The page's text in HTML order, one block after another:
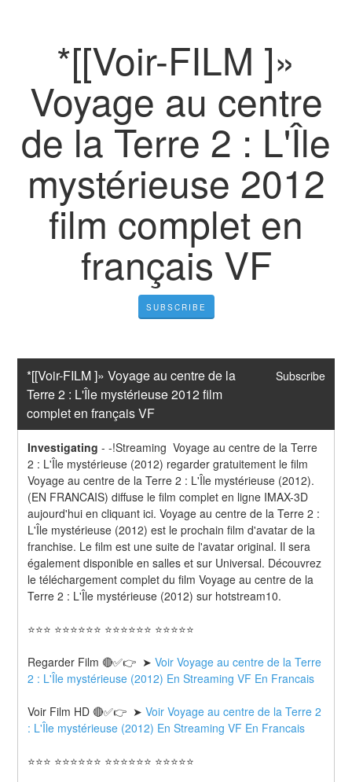
*[[Voir-FILM ]»
Voyage au centre
de la Terre 2 : L'Île
mystérieuse 2012
film complet en
français VF
SUBSCRIBE
*[[Voir-FILM ]» Voyage au centre de la
Terre 2 : L'Île mystérieuse 2012 film
complet en français VF
Subscribe
Investigating --!Streaming  Voyage au centre de la Terre
2 : L'Île mystérieuse (2012) regarder gratuitement le film
Voyage au centre de la Terre 2 : L'Île mystérieuse (2012).
(EN FRANCAIS) diffuse le film complet en ligne IMAX-3D
aujourd'hui en cliquant ici. Voyage au centre de la Terre 2 :
L'Île mystérieuse (2012) est le prochain film d'avatar de la
franchise. Le film est une suite de l'avatar original. Il sera
également disponible en salles et sur Universal. Découvrez
le téléchargement complet du film Voyage au centre de la
Terre 2 : L'Île mystérieuse (2012) sur hotstream10.
⭐⭐⭐ ⭐⭐⭐⭐⭐⭐ ⭐⭐⭐⭐⭐⭐ ⭐⭐⭐⭐⭐
Regarder Film 🔴✅👉  ➤ Voir Voyage au centre de la Terre
2 : L'Île mystérieuse (2012) En Streaming VF En Francais
Voir Film HD 🔴✅👉  ➤ Voir Voyage au centre de la Terre 2
: L'Île mystérieuse (2012) En Streaming VF En Francais
⭐⭐⭐ ⭐⭐⭐⭐⭐⭐ ⭐⭐⭐⭐⭐⭐ ⭐⭐⭐⭐⭐